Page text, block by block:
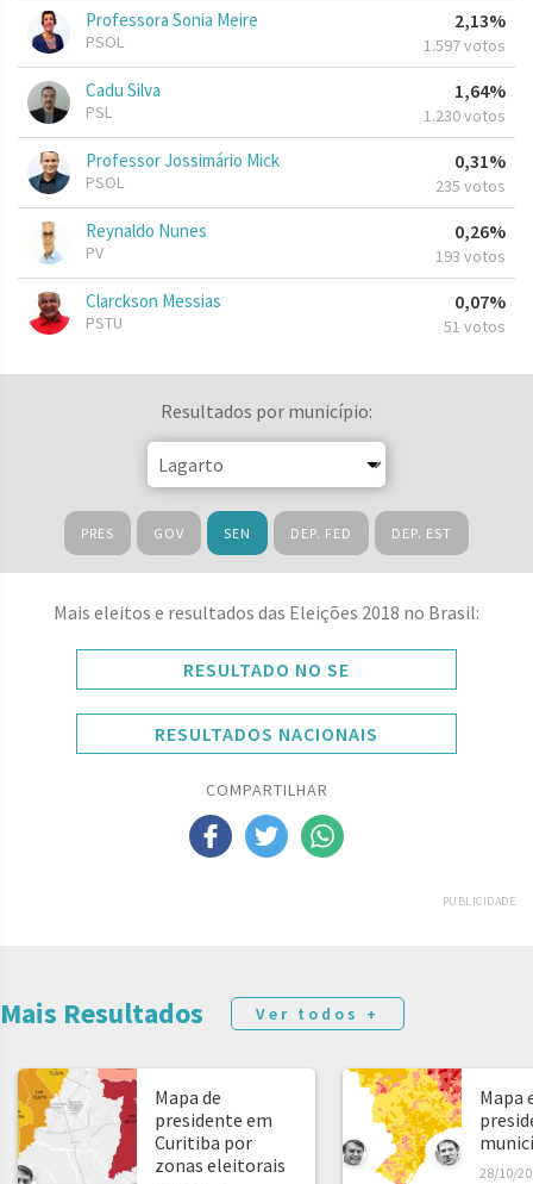
Professora Sonia Meire
PSOL
2,13%
1.597 votos
Cadu Silva
PSL
1,64%
1.230 votos
Professor Jossimário Mick
PSOL
0,31%
235 votos
Reynaldo Nunes
PV
0,26%
193 votos
Clarckson Messias
PSTU
0,07%
51 votos
Resultados por município:
PRES GOV SEN DEP. FED DEP. EST
Mais eleitos e resultados das Eleições 2018 no Brasil:
RESULTADO NO SE
RESULTADOS NACIONAIS
COMPARTILHAR
PUBLICIDADE
Mais Resultados Ver todos +
Mapa de
presidente em
Curitiba por
zonas eleitorais
Mapa
28/10/